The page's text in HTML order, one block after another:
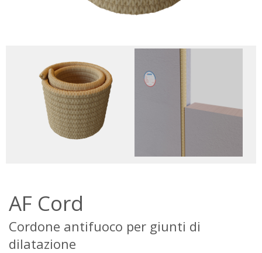
AF Cord
Cordone antifuoco per giunti di
dilatazione